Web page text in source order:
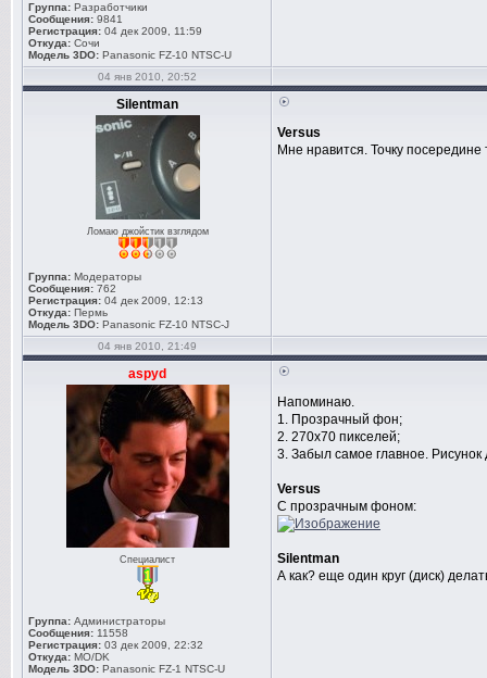
Группа: Разработчики
Сообщения: 9841
Регистрация: 04 дек 2009, 11:59
Откуда: Сочи
Модель 3DO: Panasonic FZ-10 NTSC-U
04 янв 2010, 20:52
Silentman
Ломаю джойстик взглядом
Группа: Модераторы
Сообщения: 762
Регистрация: 04 дек 2009, 12:13
Откуда: Пермь
Модель 3DO: Panasonic FZ-10 NTSC-J
Versus
Мне нравится. Точку посередине
04 янв 2010, 21:49
aspyd
Специалист
Группа: Администраторы
Сообщения: 11558
Регистрация: 03 дек 2009, 22:32
Откуда: MO/DK
Модель 3DO: Panasonic FZ-1 NTSC-U
Напоминаю.
1. Прозрачный фон;
2. 270х70 пикселей;
3. Забыл самое главное. Рисунок
Versus
С прозрачным фоном:
Silentman
А как? еще один круг (диск)